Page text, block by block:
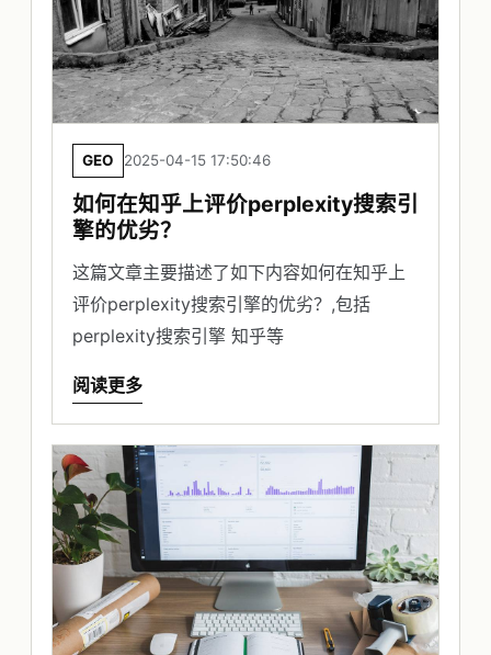
GEO 2025-04-15 17:50:46
如何在知乎上评价perplexity搜索引
擎的优劣？
这篇文章主要描述了如下内容如何在知乎上
评价perplexity搜索引擎的优劣？,包括
perplexity搜索引擎 知乎等
阅读更多